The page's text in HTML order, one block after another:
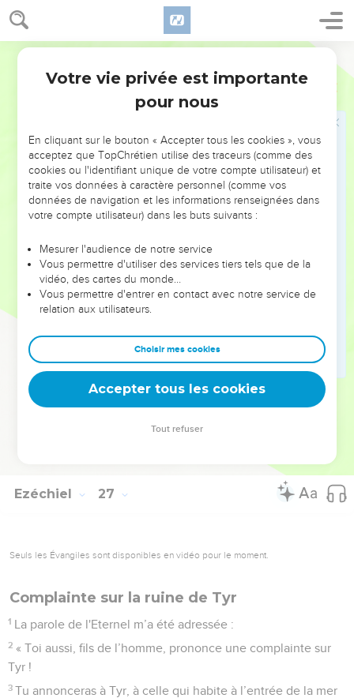
Ezéchiel 26
terre. A chaque instant la frayeur s’emparera d’eux et ils
seront consternés à cause de toi.
diront : » ‘Comment ! Te voilà détruite, toi qu’habitaient ceux
qui parcourent les mers, ville célèbre qui étais puissante sur
voisins.
Maintenant les côtes sont effrayées parce que le jour de ta
chute est venu, les îles de la mer sont terrifiées par ta
disparition.’
» En effet, voici ce que dit le Seigneur, l'Eternel : Quand je
ferai de toi une ville déserte, pareille aux villes qui ne sont
plus habitées, quand je ferai monter l'abîme contre toi et que
les grandes eaux te couvriront,
je te précipiterai avec ceux qui descendent dans la tombe,
profondeurs de la terre, pareille à des ruines éternelles, avec
ceux qui descendent dans la tombe. Ainsi, tu ne seras plus
habitée, tandis que je distribuerai la beauté dans le pays des
vivants.
Ce que je ferai de toi sera affreux. Tu n’existeras plus. On
Ezéchiel 27
Seuls les Évangiles sont disponibles en vidéo pour le moment.
Complainte sur la ruine de Tyr
1 La parole de l'Eternel m’a été adressée :
2 « Toi aussi, fils de l’homme, prononce une complainte sur
Tyr !
3 Tu annonceras à Tyr, à celle qui habite à l’entrée de la mer
Votre vie privée est importante
pour nous
En cliquant sur le bouton « Accepter tous les cookies », vous
acceptez que TopChrétien utilise des traceurs (comme des
cookies ou l'identifiant unique de votre compte utilisateur) et
traite vos données à caractère personnel (comme vos
données de navigation et les informations renseignées dans
votre compte utilisateur) dans les buts suivants :
Mesurer l'audience de notre service
Vous permettre d'utiliser des services tiers tels que de la
vidéo, des cartes du monde…
Vous permettre d'entrer en contact avec notre service de
relation aux utilisateurs.
Choisir mes cookies
Accepter tous les cookies
Tout refuser